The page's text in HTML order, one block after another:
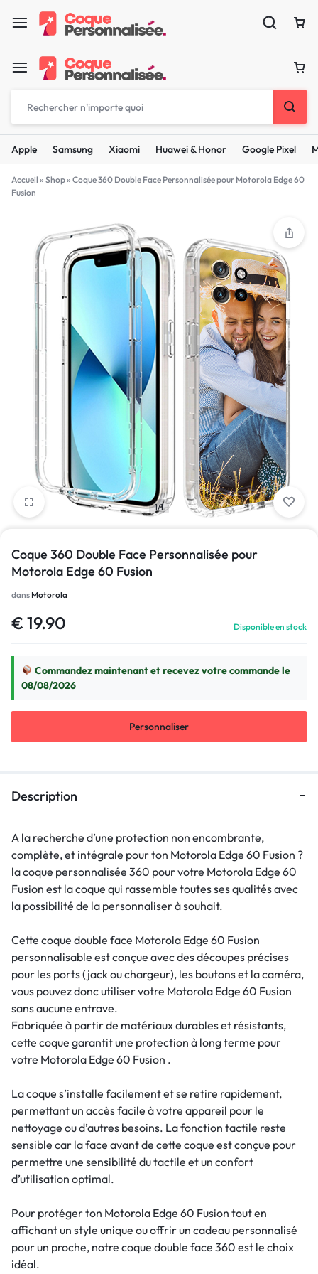
Apple Samsung Xiaomi Huawei & Honor Google Pixel
Accueil » Shop» Coque 360 Double Face Personnalisée pour Motorola Edge 60
Fusion
1/1
Coque 360 Double Face Personnalisée pour
Motorola Edge 60 Fusion
dans Motorola
€ 19.90 Disponible en stock
Commandez maintenant et recevez votre commande le
08/08/2026
Personnaliser
Description
A la recherche d’une protection non encombrante,
complète, et intégrale pour ton Motorola Edge 60 Fusion ?
la coque personnalisée 360 pour votre Motorola Edge 60
Fusion est la coque qui rassemble toutes ses qualités avec
la possibilité de la personnaliser à souhait.
Cette coque double face Motorola Edge 60 Fusion
personnalisable est conçue avec des découpes précises
pour les ports (jack ou chargeur), les boutons et la caméra,
vous pouvez donc utiliser votre Motorola Edge 60 Fusion
sans aucune entrave.
Fabriquée à partir de matériaux durables et résistants,
cette coque garantit une protection à long terme pour
votre Motorola Edge 60 Fusion .
La coque s’installe facilement et se retire rapidement,
permettant un accès facile à votre appareil pour le
nettoyage ou d’autres besoins. La fonction tactile reste
sensible car la face avant de cette coque est conçue pour
permettre une sensibilité du tactile et un confort
d’utilisation optimal.
Pour protéger ton Motorola Edge 60 Fusion tout en
affichant un style unique ou offrir un cadeau personnalisé
pour un proche, notre coque double face 360 est le choix
idéal.